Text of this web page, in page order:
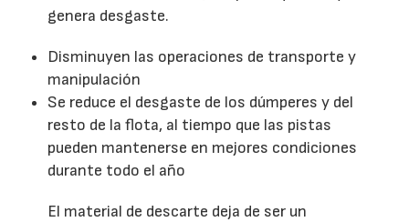
genera desgaste.
Disminuyen las operaciones de transporte y
manipulación
Se reduce el desgaste de los dúmperes y del
resto de la flota, al tiempo que las pistas
pueden mantenerse en mejores condiciones
durante todo el año
El material de descarte deja de ser un